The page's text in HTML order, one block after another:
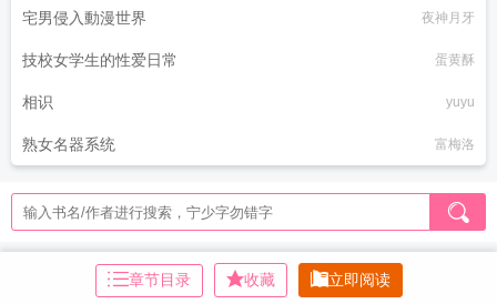
宅男侵入動漫世界 夜神月牙
技校女学生的性爱日常 蛋黄酥
相识 yuyu
熟女名器系统 富梅洛
章节目录 收藏 立即阅读